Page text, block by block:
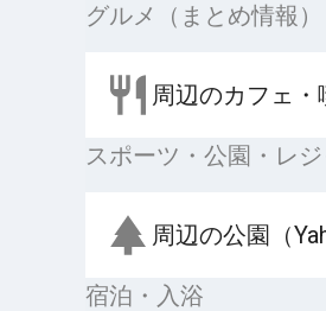
グルメ（まとめ情報）
周辺のカフェ
スポーツ・公園・レ
周辺の公園（
宿泊・入浴